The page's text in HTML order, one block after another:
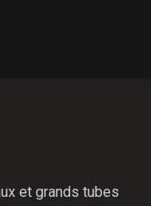
et grands tubes